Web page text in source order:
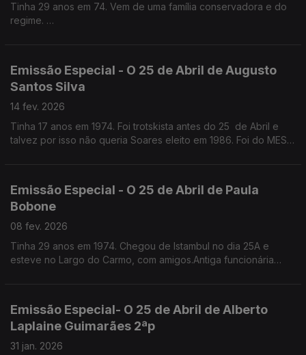
Tinha 29 anos em 74. Vem de uma família conservadora e do
regime.
Emissão Especial - O 25 de Abril de Augusto
Santos Silva
14 fev. 2026
Tinha 17 anos em 1974. Foi trotskista antes do 25 de Abril e
talvez por isso não queria Soares eleito em 1986. Foi do MES,
Emissão Especial - O 25 de Abril de Paula
Bobone
08 fev. 2026
Tinha 29 anos em 1974. Chegou de Istambul no dia 25A e
esteve no Largo do Carmo, com amigos.Antiga funcionária
Emissão Especial- O 25 de Abril de Alberto
Laplaine Guimarães 2ªp
31 jan. 2026